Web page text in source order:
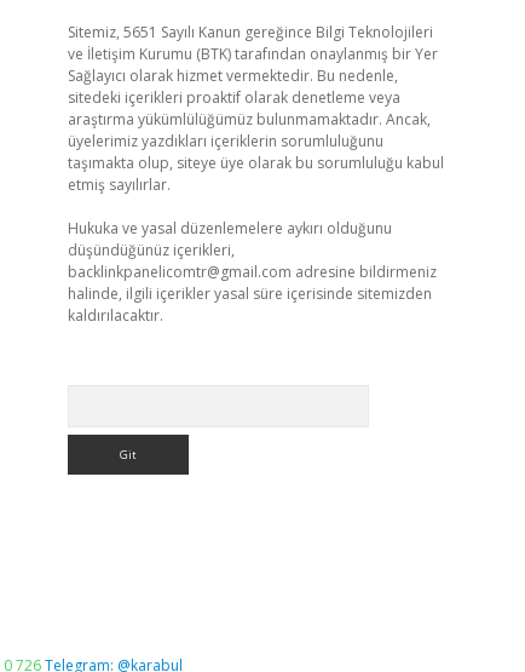
Sitemiz, 5651 Sayılı Kanun gereğince Bilgi Teknolojileri
ve İletişim Kurumu (BTK) tarafından onaylanmış bir Yer
Sağlayıcı olarak hizmet vermektedir. Bu nedenle,
sitedeki içerikleri proaktif olarak denetleme veya
araştırma yükümlülüğümüz bulunmamaktadır. Ancak,
üyelerimiz yazdıkları içeriklerin sorumluluğunu
taşımakta olup, siteye üye olarak bu sorumluluğu kabul
etmiş sayılırlar.
Hukuka ve yasal düzenlemelere aykırı olduğunu
düşündüğünüz içerikleri,
backlinkpanelicomtr@gmail.com adresine bildirmeniz
halinde, ilgili içerikler yasal süre içerisinde sitemizden
kaldırılacaktır.
726Telegram: @karabul